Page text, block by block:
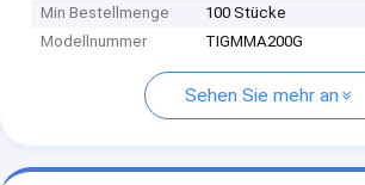
Min Bestellmenge
100 Stücke
Modellnummer
TIGMMA200G
Sehen Sie mehr an